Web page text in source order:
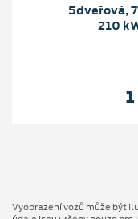
5dveřová,
210
Vyobrazení vozů může být